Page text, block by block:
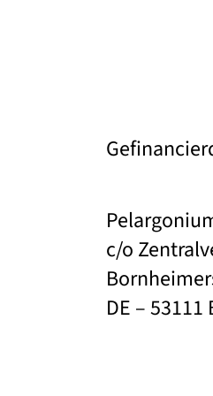
c/o
DE – 53111